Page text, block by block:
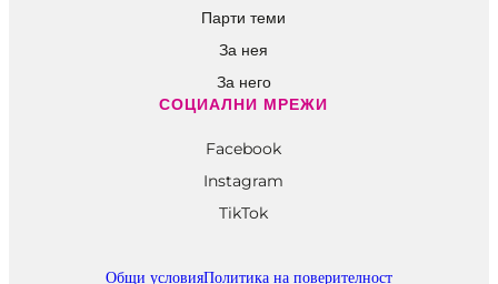
За нея
За него
СОЦИАЛНИ МРЕЖИ
Instagram
TikTok
Политика за бисквитки